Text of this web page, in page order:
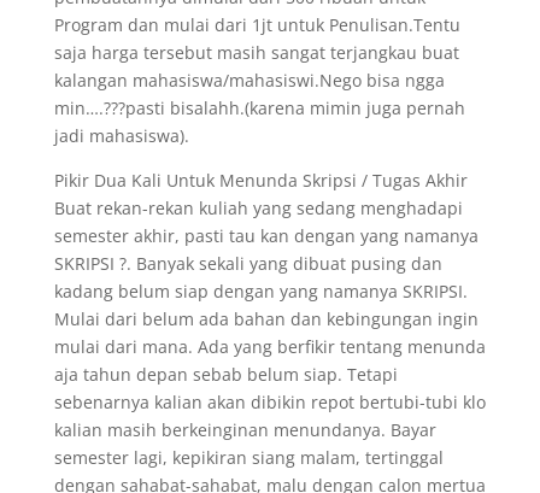
Program dan mulai dari 1jt untuk Penulisan.Tentu
saja harga tersebut masih sangat terjangkau buat
kalangan mahasiswa/mahasiswi.Nego bisa ngga
min….???pasti bisalahh.(karena mimin juga pernah
jadi mahasiswa).
Pikir Dua Kali Untuk Menunda Skripsi / Tugas Akhir
Buat rekan-rekan kuliah yang sedang menghadapi
semester akhir, pasti tau kan dengan yang namanya
SKRIPSI ?. Banyak sekali yang dibuat pusing dan
kadang belum siap dengan yang namanya SKRIPSI.
Mulai dari belum ada bahan dan kebingungan ingin
mulai dari mana. Ada yang berfikir tentang menunda
aja tahun depan sebab belum siap. Tetapi
sebenarnya kalian akan dibikin repot bertubi-tubi klo
kalian masih berkeinginan menundanya. Bayar
semester lagi, kepikiran siang malam, tertinggal
dengan sahabat-sahabat, malu dengan calon mertua